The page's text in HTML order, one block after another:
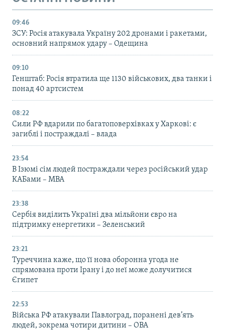
09:46
ЗСУ: Росія атакувала Україну 202 дронами і ракетами,
основний напрямок удару – Одещина
09:10
Генштаб: Росія втратила ще 1130 військових, два танки і
понад 40 артсистем
08:22
Сили РФ вдарили по багатоповерхівках у Харкові: є
загиблі і постраждалі – влада
23:54
В Ізюмі сім людей постраждали через російський удар
КАБами – МВА
23:38
Сербія виділить Україні два мільйони євро на
підтримку енергетики – Зеленський
23:21
Туреччина каже, що її нова оборонна угода не
спрямована проти Ірану і до неї може долучитися
Єгипет
22:53
Війська РФ атакували Павлоград, поранені дев’ять
людей, зокрема чотири дитини – ОВА